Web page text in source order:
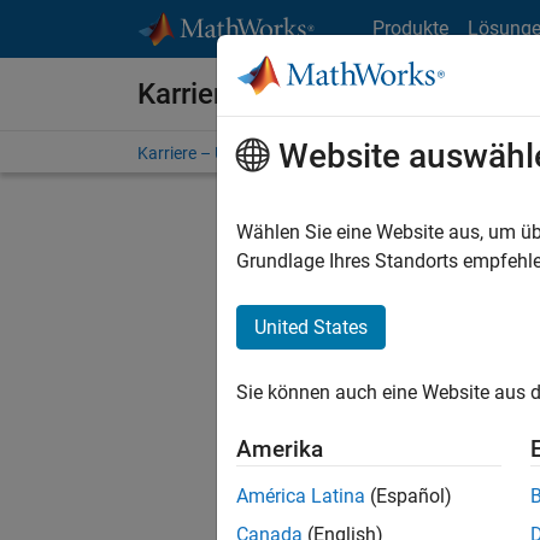
Produkte
Karriere bei MathWorks
Karriere – Übersicht Stellensuche
Stellen
Es
Region
Website
Wählen Sie eine Website aus, um
Grundlage Ihres Standorts
United States
Sie können auch eine Website aus
Amerika
América Latina (Español)
Canada (English)